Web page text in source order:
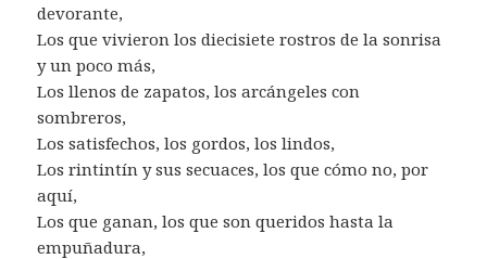
devorante,
Los que vivieron los diecisiete rostros de la sonrisa
y un poco más,
Los llenos de zapatos, los arcángeles con
sombreros,
Los satisfechos, los gordos, los lindos,
Los rintintín y sus secuaces, los que cómo no, por
aquí,
Los que ganan, los que son queridos hasta la
empuñadura,